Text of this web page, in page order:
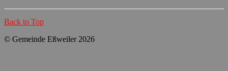
Back to Top
© Gemeinde Eßweiler 2026